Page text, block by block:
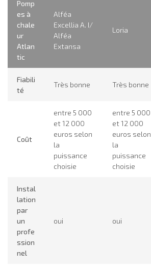
Pomp
es à
chale
ur
Atlan
tic
Alféa
Excellia A. I/
Alféa
Extansa
Loria
Fiabili
té
Très bonne Très bonne
Coût
entre 5 000
et 12 000
euros selon
la
puissance
choisie
entre 5 000
et 12 000
euros selon
la
puissance
choisie
Instal
lation
par
un
profe
ssion
nel
oui oui